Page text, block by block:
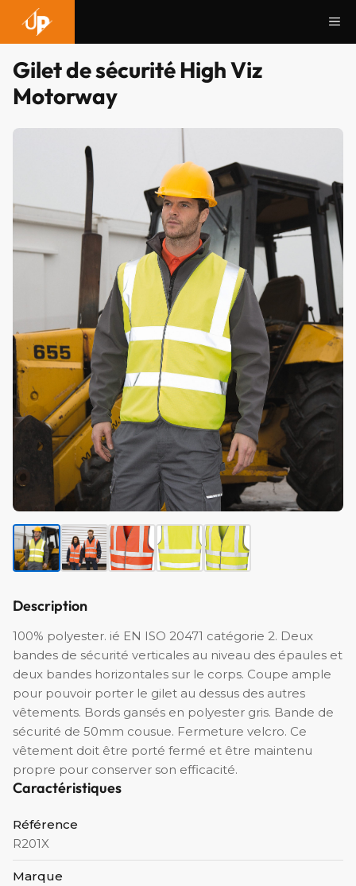
contenu
Gilet de sécurité High Viz
Motorway
Description
100% polyester. ié EN ISO 20471 catégorie 2. Deux
bandes de sécurité verticales au niveau des épaules et
deux bandes horizontales sur le corps. Coupe ample
pour pouvoir porter le gilet au dessus des autres
vêtements. Bords gansés en polyester gris. Bande de
sécurité de 50mm cousue. Fermeture velcro. Ce
vêtement doit être porté fermé et être maintenu
propre pour conserver son efficacité.
Caractéristiques
Référence
R201X
Marque